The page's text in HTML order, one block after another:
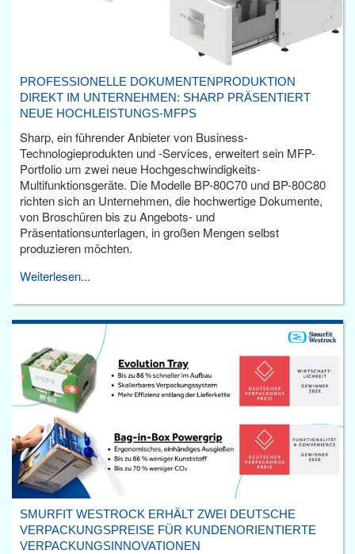
PROFESSIONELLE DOKUMENTENPRODUKTION
DIREKT IM UNTERNEHMEN: SHARP PRÄSENTIERT
NEUE HOCHLEISTUNGS-MFPS
Sharp, ein führender Anbieter von Business-
Technologieprodukten und -Services, erweitert sein MFP-
Portfolio um zwei neue Hochgeschwindigkeits-
Multifunktionsgeräte. Die Modelle BP-80C70 und BP-80C80
richten sich an Unternehmen, die hochwertige Dokumente,
von Broschüren bis zu Angebots- und
Präsentationsunterlagen, in großen Mengen selbst
produzieren möchten.
Weiterlesen...
SMURFIT WESTROCK ERHÄLT ZWEI DEUTSCHE
VERPACKUNGSPREISE FÜR KUNDENORIENTIERTE
VERPACKUNGSINNOVATIONEN